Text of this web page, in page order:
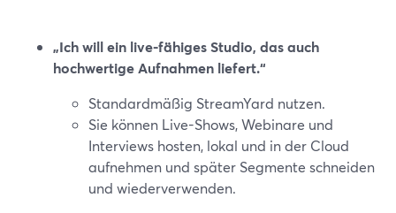
„Ich will ein live-fähiges Studio, das auch
hochwertige Aufnahmen liefert.“
Standardmäßig StreamYard nutzen.
Sie können Live-Shows, Webinare und
Interviews hosten, lokal und in der Cloud
aufnehmen und später Segmente schneiden
und wiederverwenden.